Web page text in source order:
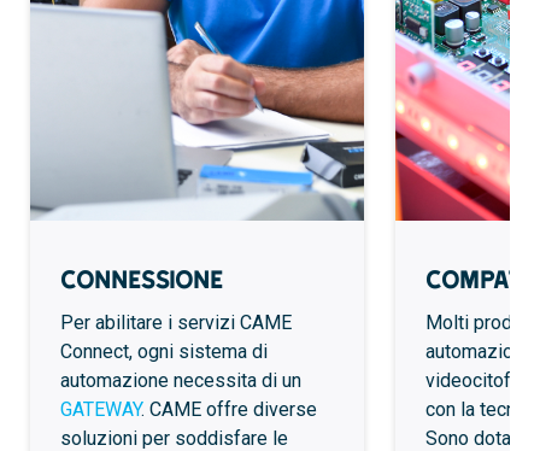
Connessione
Per abilitare i servizi CAME
Connect, ogni sistema di
automazione necessita di un
GATEWAY. CAME offre diverse
soluzioni per soddisfare le
Molti
automazioni
con la
Sono dotati